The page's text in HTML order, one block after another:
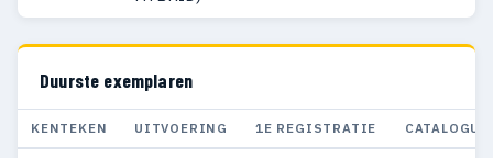
Duurste exemplaren
KENTEKEN UITVOERING 1E REGISTRATIE